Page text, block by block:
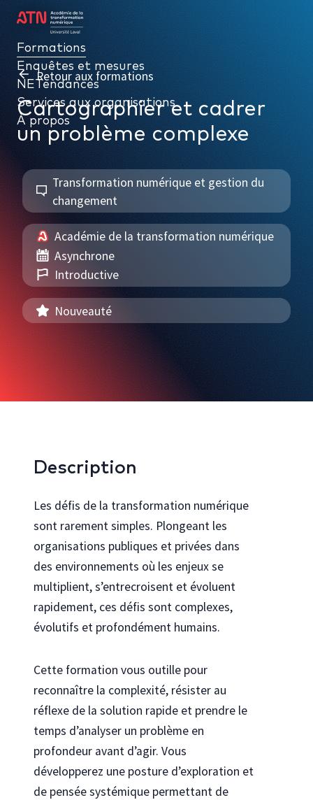
Retour aux formations
Cartographier et cadrer
un problème complexe
Transformation numérique et gestion du
changement
Académie de la transformation numérique
Asynchrone
Introductive
Nouveauté
Description
Les défis de la transformation numérique
sont rarement simples. Plongeant les
organisations publiques et privées dans
des environnements où les enjeux se
multiplient, s’entrecroisent et évoluent
rapidement, ces défis sont complexes,
évolutifs et profondément humains.
Cette formation vous outille pour
reconnaître la complexité, résister au
réflexe de la solution rapide et prendre le
temps d’analyser un problème en
profondeur avant d’agir. Vous
développerez une posture d’exploration et
de pensée systémique permettant de
Formations
Enquêtes et mesures
NETendances
Services aux organisations
À propos
Formations
Enquêtes et mesures
NETendances
Services aux organisations
À propos
PAR THÉMATIQUE
Gouvernance numérique
Données, intelligence d’affaires et performance
Cybersécurité et gestion de l’information numérique
Bureautique et infonuagique
Découvrez comment personnaliser nos formations pour votre
Programmes
Explorez les programmes en technologies de l’Université Laval
Se connecter au portail gouvernemental
Vous travaillez pour le gouvernement du Québec ? Accéder à votre
catalogue de formation dédié